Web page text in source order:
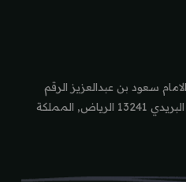
الامام سعود بن عبدالعزيز الرقم
الفرعي 3850 حي الشهداء الرمز البريدي 13241 الرياض, المملكة